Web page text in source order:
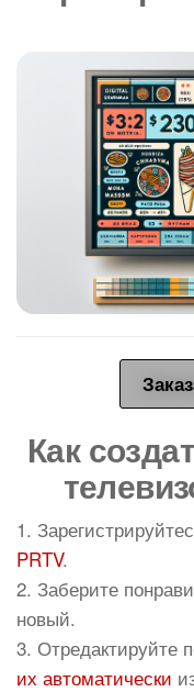
Как
1.
PRTV.
2. Заберите
новый.
3. Отредактируйте
их автоматически